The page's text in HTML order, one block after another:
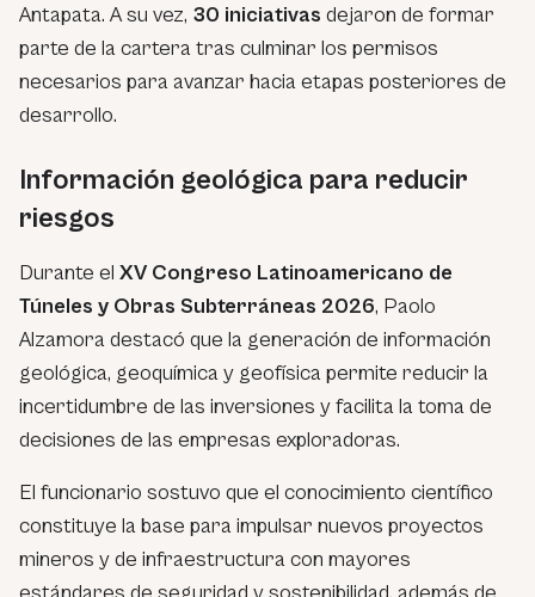
Antapata. A su vez, 30 iniciativas dejaron de formar
parte de la cartera tras culminar los permisos
necesarios para avanzar hacia etapas posteriores de
desarrollo.
Información geológica para reducir
riesgos
Durante el XV Congreso Latinoamericano de
Túneles y Obras Subterráneas 2026, Paolo
Alzamora destacó que la generación de información
geológica, geoquímica y geofísica permite reducir la
incertidumbre de las inversiones y facilita la toma de
decisiones de las empresas exploradoras.
El funcionario sostuvo que el conocimiento científico
constituye la base para impulsar nuevos proyectos
mineros y de infraestructura con mayores